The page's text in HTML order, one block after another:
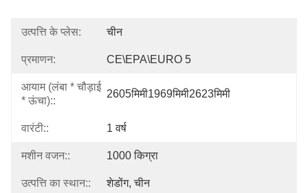
उत्पत्ति के प्लेस: चीन
प्रमाणन: CE\EPA\EURO 5
आयाम (लंबा * चौड़ाई
* ऊंचा)::
2605मिमी1969मिमी2623मिमी
वारंटी:: 1 वर्ष
मशीन वजन:: 1000 किग्रा
उत्पत्ति का स्थान:: शेडोंग, चीन